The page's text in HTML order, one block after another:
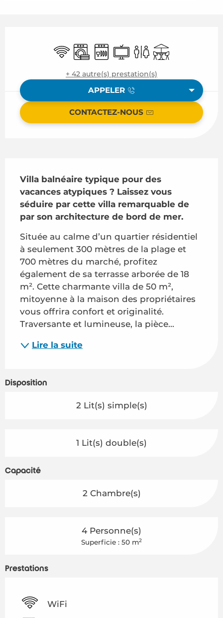
WiFi Lave lingeLave vaisselle
Télévision
ToilettesTerrasse
+ 42 autre(s) prestation(s)
APPELER
CONTACTEZ-NOUS
Villa balnéaire typique pour des
vacances atypiques ? Laissez vous
séduire par cette villa remarquable de
par son architecture de bord de mer.
Située au calme d’un quartier résidentiel
à seulement 300 mètres de la plage et
700 mètres du marché, profitez
également de sa terrasse arborée de 18
m². Cette charmante villa de 50 m²,
mitoyenne à la maison des propriétaires
vous offrira confort et originalité.
Traversante et lumineuse, la pièce...
Lire la suite
Disposition
2 Lit(s) simple(s)
1 Lit(s) double(s)
Capacité
2 Chambre(s)
4 Personne(s)
Superficie : 50 m2
Prestations
WiFi